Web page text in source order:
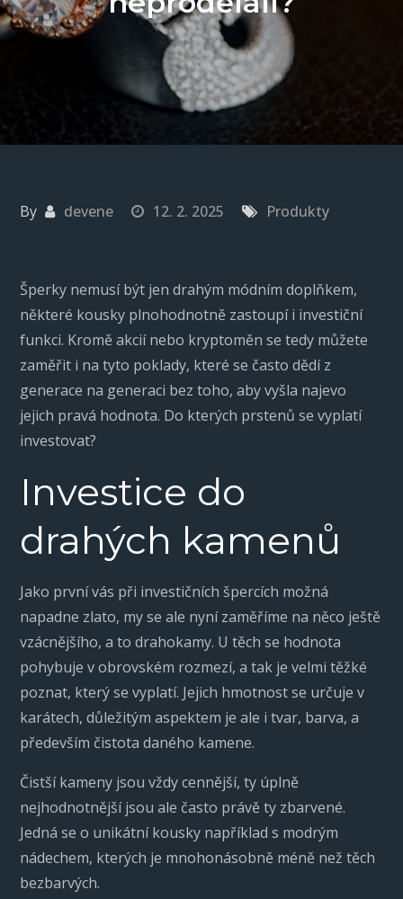
By devene 12. 2. 2025 Produkty
Šperky nemusí být jen drahým módním doplňkem,
některé kousky plnohodnotně zastoupí i investiční
funkci. Kromě akcií nebo kryptoměn se tedy můžete
zaměřit i na tyto poklady, které se často dědí z
generace na generaci bez toho, aby vyšla najevo
jejich pravá hodnota. Do kterých prstenů se vyplatí
investovat?
Investice do
drahých kamenů
Jako první vás při investičních špercích možná
napadne zlato, my se ale nyní zaměříme na něco ještě
vzácnějšího, a to drahokamy. U těch se hodnota
pohybuje v obrovském rozmezí, a tak je velmi těžké
poznat, který se vyplatí. Jejich hmotnost se určuje v
karátech, důležitým aspektem je ale i tvar, barva, a
především čistota daného kamene.
Čistší kameny jsou vždy cennější, ty úplně
nejhodnotnější jsou ale často právě ty zbarvené.
Jedná se o unikátní kousky například s modrým
nádechem, kterých je mnohonásobně méně než těch
bezbarvých.